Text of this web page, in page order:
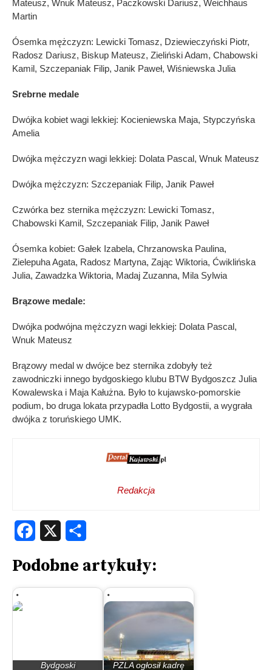
Mateusz, Wnuk Mateusz, Paczkowski Dariusz, Weichhaus
Martin
Ósemka mężczyzn: Lewicki Tomasz, Dziewieczyński Piotr,
Radosz Dariusz, Biskup Mateusz, Zieliński Adam, Chabowski
Kamil, Szczepaniak Filip, Janik Paweł, Wiśniewska Julia
Srebrne medale
Dwójka kobiet wagi lekkiej: Kocieniewska Maja, Stypczyńska
Amelia
Dwójka mężczyzn wagi lekkiej: Dolata Pascal, Wnuk Mateusz
Dwójka mężczyzn: Szczepaniak Filip, Janik Paweł
Czwórka bez sternika mężczyzn: Lewicki Tomasz,
Chabowski Kamil, Szczepaniak Filip, Janik Paweł
Ósemka kobiet: Gałek Izabela, Chrzanowska Paulina,
Zielepuha Agata, Radosz Martyna, Zając Wiktoria, Ćwiklińska
Julia, Zawadzka Wiktoria, Madaj Zuzanna, Mila Sylwia
Brązowe medale:
Dwójka podwójna mężczyzn wagi lekkiej: Dolata Pascal,
Wnuk Mateusz
Brązowy medal w dwójce bez sternika zdobyły też
zawodniczki innego bydgoskiego klubu BTW Bydgoszcz Julia
Kowalewska i Maja Kałużna. Było to kujawsko-pomorskie
podium, bo druga lokata przypadła Lotto Bydgostii, a wygrała
dwójka z toruńskiego UMK.
Redakcja
Facebook
Podobne artykuły:
Bydgoski PZLA ogłosił kadrę